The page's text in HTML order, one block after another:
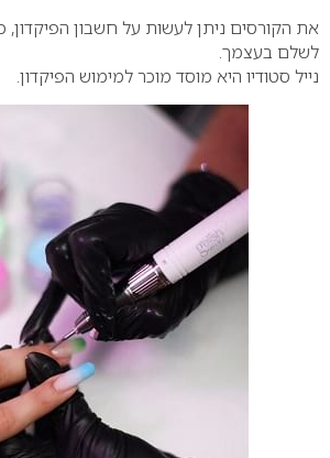
את הקורסים ניתן לעשות על חשבון הפיקדון,
לשלם בעצמך.
נייל סטודיו היא מוסד מוכר למימוש הפיקדון.